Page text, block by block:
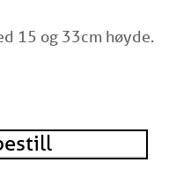
15 og 33cm høyde.
å få mer orden på
med det